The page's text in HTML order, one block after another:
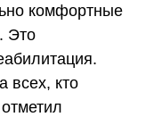
комфортные
Это
всех, кто